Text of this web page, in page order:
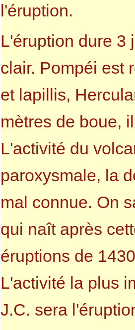
l'éruption.
L'éruption dure 3
clair. Pompéi est
et lapillis,
mètres de boue,
L'activité du
paroxysmale, la
mal connue. On
qui naît après
éruptions de
L'activité la plus
J.C. sera